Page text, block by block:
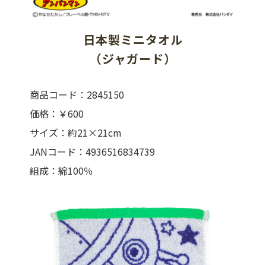
日本製ミニタオル
（ジャガード）
商品コード：2845150
価格：￥600
サイズ：約21×21cm
JANコード：4936516834739
組成：綿100％